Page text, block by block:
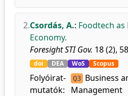
2.Csordás, A.: Foodtech
Economy.
Foresight STI Gov. 18 (2),
doi DEA WoS Scopus
Folyóirat-
mutatók:
Q3 Business
Management